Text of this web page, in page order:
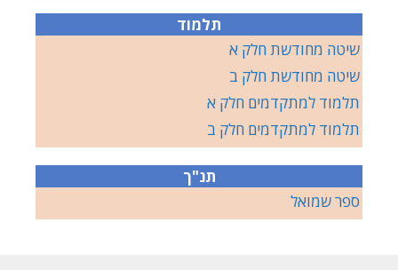
תלמוד
שיטה מחודשת חלק א
שיטה מחודשת חלק ב
תלמוד למתקדמים חלק א
תלמוד למתקדמים חלק ב
תנ"ך
ספר שמואל